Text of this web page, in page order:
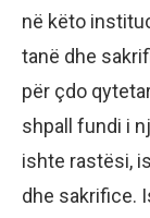
në këto
tanë dhe
për çdo
shpall fundi i
ishte rastësi,
dhe sakrifice.